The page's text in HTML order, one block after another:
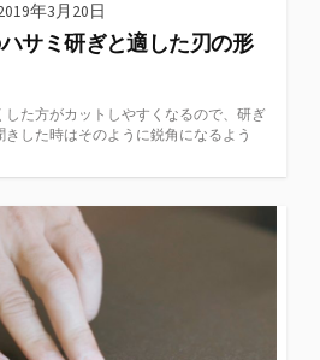
年3月20日
サミ研ぎと適した刃の形
した方がカットしやすくなるので、研ぎ
した時はそのように鋭角になるよう